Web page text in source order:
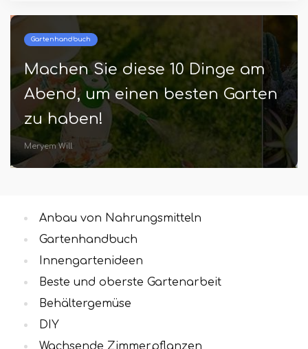
Beste und oberste Gartenarbeit
25 atemberaubende Terrasse
Wanddekorationsideen mit
Pflanzen
Dr. Luis Bader
Anbau von Nahrungsmitteln
Gartenhandbuch
Innengartenideen
Beste und oberste Gartenarbeit
Behältergemüse
DIY
Wachsende Zimmerpflanzen